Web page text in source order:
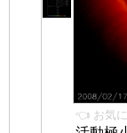
👈 お気